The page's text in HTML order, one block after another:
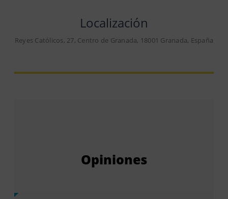
Localización
Reyes Católicos, 27, Centro de Granada, 18001 Granada, España
Opiniones